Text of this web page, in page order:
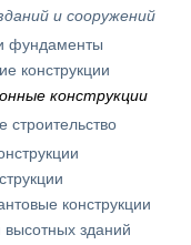
и сооружений
фундаменты
конструкции
конструкции
строительство
конструкции
высотных зданий